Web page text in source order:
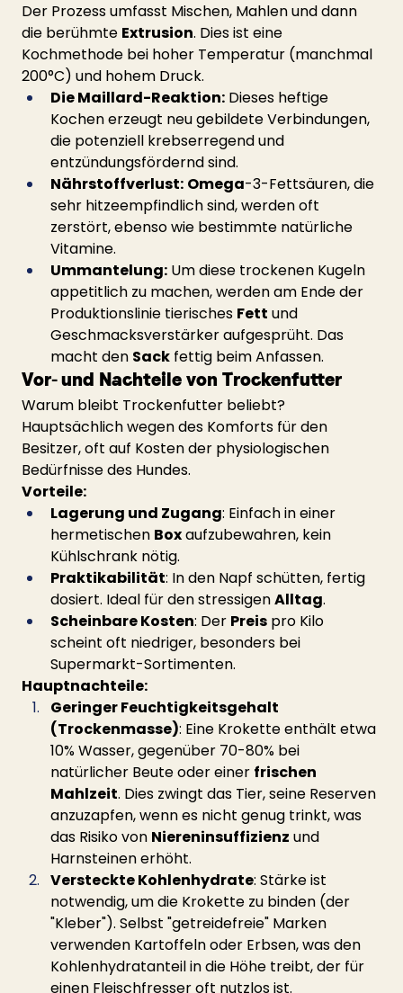
Der Prozess umfasst Mischen, Mahlen und dann
die berühmte Extrusion. Dies ist eine
Kochmethode bei hoher Temperatur (manchmal
200°C) und hohem Druck.
Die Maillard-Reaktion: Dieses heftige
Kochen erzeugt neu gebildete Verbindungen,
die potenziell krebserregend und
entzündungsfördernd sind.
Nährstoffverlust: Omega-3-Fettsäuren, die
sehr hitzeempfindlich sind, werden oft
zerstört, ebenso wie bestimmte natürliche
Vitamine.
Ummantelung: Um diese trockenen Kugeln
appetitlich zu machen, werden am Ende der
Produktionslinie tierisches Fett und
Geschmacksverstärker aufgesprüht. Das
macht den Sack fettig beim Anfassen.
Vor- und Nachteile von Trockenfutter
Warum bleibt Trockenfutter beliebt?
Hauptsächlich wegen des Komforts für den
Besitzer, oft auf Kosten der physiologischen
Bedürfnisse des Hundes.
Vorteile:
Lagerung und Zugang: Einfach in einer
hermetischen Box aufzubewahren, kein
Kühlschrank nötig.
Praktikabilität: In den Napf schütten, fertig
dosiert. Ideal für den stressigen Alltag.
Scheinbare Kosten: Der Preis pro Kilo
scheint oft niedriger, besonders bei
Supermarkt-Sortimenten.
Hauptnachteile:
Geringer Feuchtigkeitsgehalt
(Trockenmasse): Eine Krokette enthält etwa
10% Wasser, gegenüber 70-80% bei
natürlicher Beute oder einer frischen
Mahlzeit. Dies zwingt das Tier, seine Reserven
anzuzapfen, wenn es nicht genug trinkt, was
das Risiko von Niereninsuffizienz und
Harnsteinen erhöht.
Versteckte Kohlenhydrate: Stärke ist
notwendig, um die Krokette zu binden (der
"Kleber"). Selbst "getreidefreie" Marken
verwenden Kartoffeln oder Erbsen, was den
Kohlenhydratanteil in die Höhe treibt, der für
einen Fleischfresser oft nutzlos ist.